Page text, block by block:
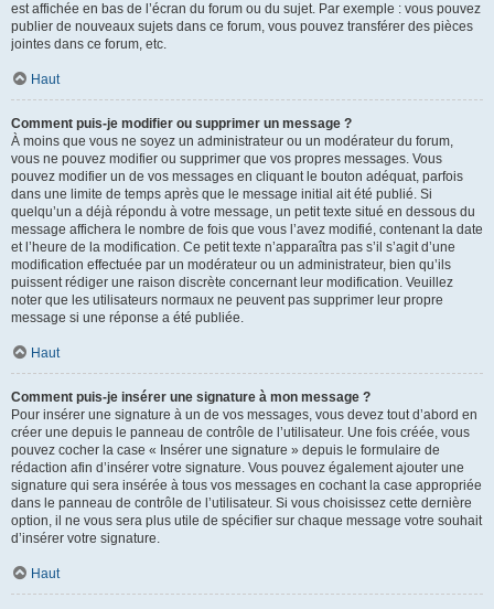
est affichée en bas de l’écran du forum ou du sujet. Par exemple : vous pouvez
publier de nouveaux sujets dans ce forum, vous pouvez transférer des pièces
jointes dans ce forum, etc.
Haut
Comment puis-je modifier ou supprimer un message ?
À moins que vous ne soyez un administrateur ou un modérateur du forum,
vous ne pouvez modifier ou supprimer que vos propres messages. Vous
pouvez modifier un de vos messages en cliquant le bouton adéquat, parfois
dans une limite de temps après que le message initial ait été publié. Si
quelqu’un a déjà répondu à votre message, un petit texte situé en dessous du
message affichera le nombre de fois que vous l’avez modifié, contenant la date
et l’heure de la modification. Ce petit texte n’apparaîtra pas s’il s’agit d’une
modification effectuée par un modérateur ou un administrateur, bien qu’ils
puissent rédiger une raison discrète concernant leur modification. Veuillez
noter que les utilisateurs normaux ne peuvent pas supprimer leur propre
message si une réponse a été publiée.
Haut
Comment puis-je insérer une signature à mon message ?
Pour insérer une signature à un de vos messages, vous devez tout d’abord en
créer une depuis le panneau de contrôle de l’utilisateur. Une fois créée, vous
pouvez cocher la case « Insérer une signature » depuis le formulaire de
rédaction afin d’insérer votre signature. Vous pouvez également ajouter une
signature qui sera insérée à tous vos messages en cochant la case appropriée
dans le panneau de contrôle de l’utilisateur. Si vous choisissez cette dernière
option, il ne vous sera plus utile de spécifier sur chaque message votre souhait
d’insérer votre signature.
Haut